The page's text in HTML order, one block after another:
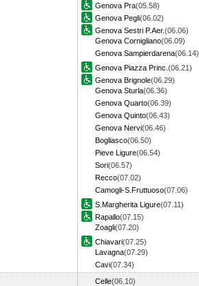
Genova Pra(05.58)
Genova Pegli(06.02)
Genova Sestri P.Aer.(06.06)
Genova Cornigliano(06.09)
Genova Sampierdarena(06.14)
Genova Piazza Princ. (06.21)
Genova Brignole(06.29)
Genova Sturla(06.36)
Genova Quarto(06.39)
Genova Quinto(06.43)
Genova Nervi(06.46)
Bogliasco(06.50)
Pieve Ligure(06.54)
Sori(06.57)
Recco(07.02)
Camogli-S.Fruttuoso(07.06)
S.Margherita Ligure(07.11)
Rapallo(07.15)
Zoagli(07.20)
Chiavari(07.25)
Lavagna(07.29)
Cavi(07.34)
Celle(06.10)